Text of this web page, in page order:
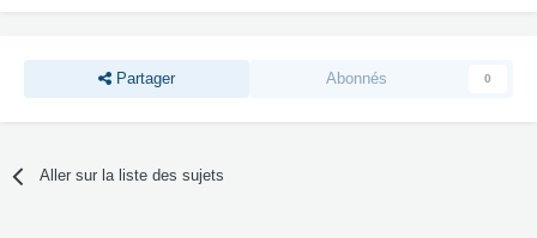
Partager Abonnés 0
Aller sur la liste des sujets